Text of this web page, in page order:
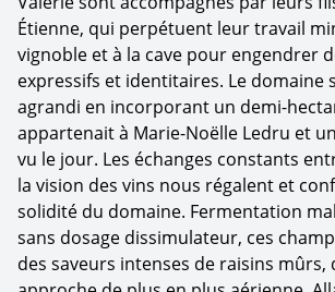
Étienne, qui perpétuent leur travail
vignoble et à la cave pour engendrer
expressifs et identitaires. Le domaine
agrandi en incorporant un demi-
appartenait à Marie-Noëlle Ledru et
vu le jour. Les échanges constants
la vision des vins nous régalent et
solidité du domaine. Fermentation
sans dosage dissimulateur, ces
des saveurs intenses de raisins mûrs,